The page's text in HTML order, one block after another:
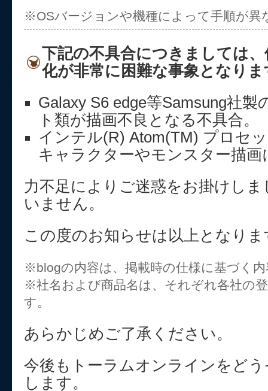
※OSバージョンや機種によって手順が異
下記の不具合につきましては
化が非常に困難な事象となりま
Galaxy S6 edge等Samsung社製
ト類が描画不良となる不具合。
インテル(R) Atom(TM) プロセ
キャラクターやモンスター描
力不足によりご迷惑をお掛けし
いません。
この度のお知らせは以上となりま
※blogの内容は、掲載時の仕様に基づく
※社名および商品名は、それぞれ各社の
す。
あらかじめご了承ください。
今後もトーラムオンラインをど
します。